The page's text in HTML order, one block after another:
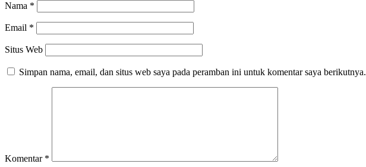
Nama *
Email *
Situs Web
Simpan nama, email, dan situs web saya pada peramban ini untuk komentar saya berikutnya.
Komentar *